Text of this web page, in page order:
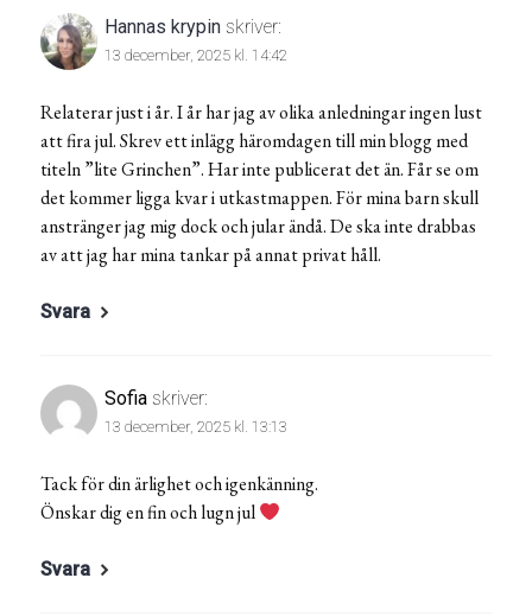
Hannas krypin skriver:
13 december, 2025 kl. 14:42
Relaterar just i år. I år har jag av olika anledningar ingen lust
att fira jul. Skrev ett inlägg häromdagen till min blogg med
titeln ”lite Grinchen”. Har inte publicerat det än. Får se om
det kommer ligga kvar i utkastmappen. För mina barn skull
anstränger jag mig dock och jular ändå. De ska inte drabbas
av att jag har mina tankar på annat privat håll.
Svara
Sofia skriver:
13 december, 2025 kl. 13:13
Tack för din ärlighet och igenkänning.
Önskar dig en fin och lugn jul
Svara